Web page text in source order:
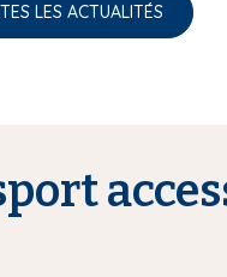
LES ACTUALITÉS